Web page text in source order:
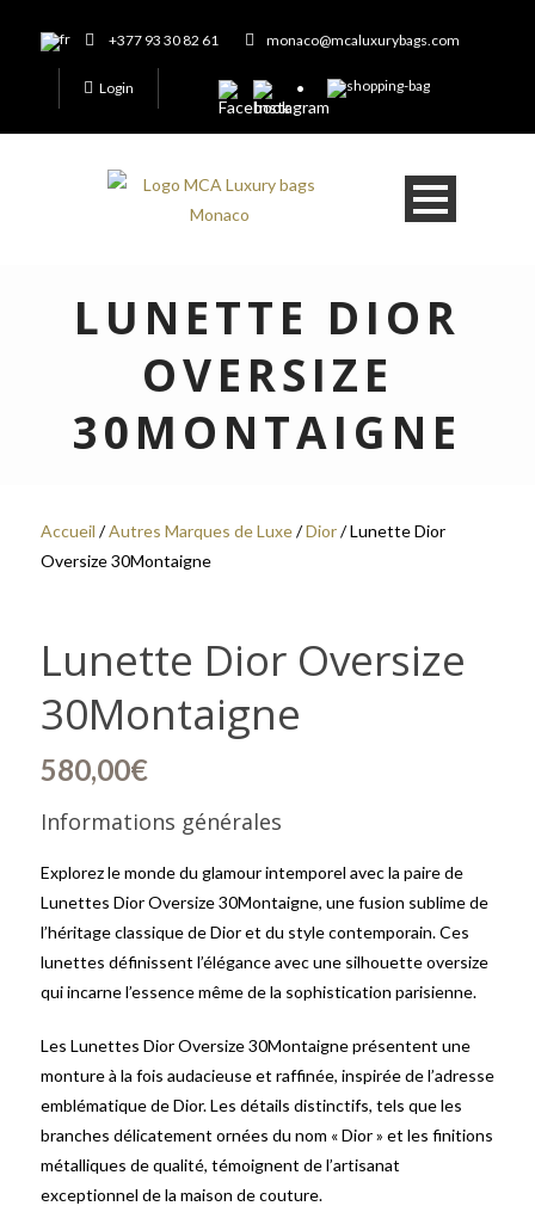
+377 93 30 82 61 monaco@mcaluxurybags.com
Login
LUNETTE DIOR
OVERSIZE
30MONTAIGNE
Accueil /Autres Marques de Luxe/Dior/ Lunette Dior
Oversize 30Montaigne
Lunette Dior Oversize
30Montaigne
580,00€
Informations générales
Explorez le monde du glamour intemporel avec la paire de
Lunettes Dior Oversize 30Montaigne, une fusion sublime de
l’héritage classique de Dior et du style contemporain. Ces
lunettes définissent l’élégance avec une silhouette oversize
qui incarne l’essence même de la sophistication parisienne.
Les Lunettes Dior Oversize 30Montaigne présentent une
monture à la fois audacieuse et raffinée, inspirée de l’adresse
emblématique de Dior. Les détails distinctifs, tels que les
branches délicatement ornées du nom « Dior » et les finitions
métalliques de qualité, témoignent de l’artisanat
exceptionnel de la maison de couture.